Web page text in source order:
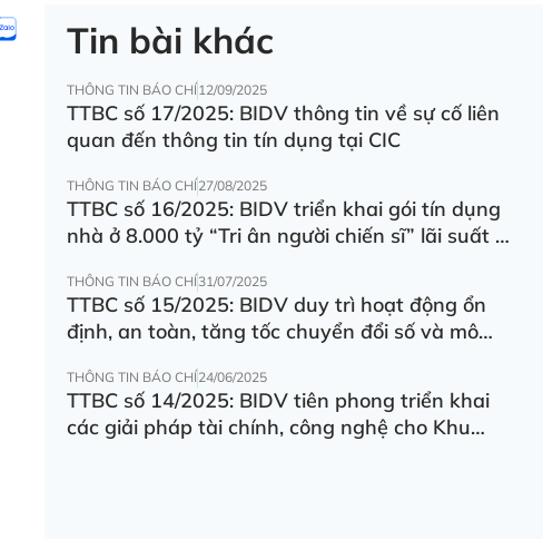
Tin bài khác
THÔNG TIN BÁO CHÍ12/09/2025
TTBC số 17/2025: BIDV thông tin về sự cố liên
quan đến thông tin tín dụng tại CIC
THÔNG TIN BÁO CHÍ27/08/2025
TTBC số 16/2025: BIDV triển khai gói tín dụng
nhà ở 8.000 tỷ “Tri ân người chiến sĩ” lãi suất ưu
THÔNG TIN BÁO CHÍ31/07/2025
TTBC số 15/2025: BIDV duy trì hoạt động ổn
định, an toàn, tăng tốc chuyển đổi số và mô
THÔNG TIN BÁO CHÍ24/06/2025
TTBC số 14/2025: BIDV tiên phong triển khai
các giải pháp tài chính, công nghệ cho Khu